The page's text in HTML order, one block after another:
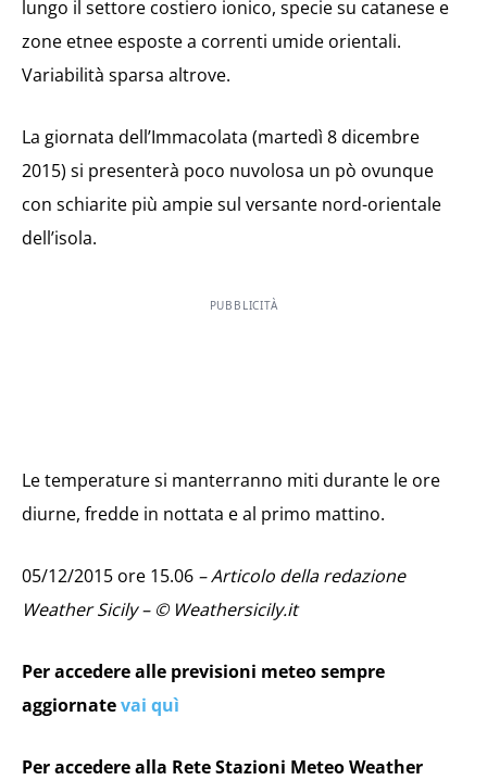
lungo il settore costiero ionico, specie su catanese e
zone etnee esposte a correnti umide orientali.
Variabilità sparsa altrove.
La giornata dell’Immacolata (martedì 8 dicembre
2015) si presenterà poco nuvolosa un pò ovunque
con schiarite più ampie sul versante nord-orientale
dell’isola.
PUBBLICITÀ
Le temperature si manterranno miti durante le ore
diurne, fredde in nottata e al primo mattino.
05/12/2015 ore 15.06 – Articolo della redazione
Weather Sicily – © Weathersicily.it
Per accedere alle previsioni meteo sempre
aggiornatevai quì
Per accedere alla Rete Stazioni Meteo Weather